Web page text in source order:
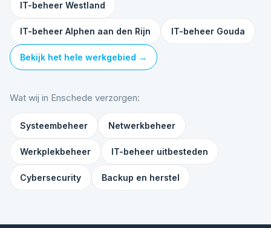
IT-beheer Westland
IT-beheer Alphen aan den Rijn IT-beheer Gouda
Bekijk het hele werkgebied →
Wat wij in Enschede verzorgen:
Systeembeheer Netwerkbeheer
Werkplekbeheer IT-beheer uitbesteden
Cybersecurity Backup en herstel